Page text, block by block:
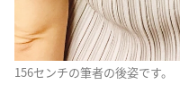
156センチの筆者の後姿です。